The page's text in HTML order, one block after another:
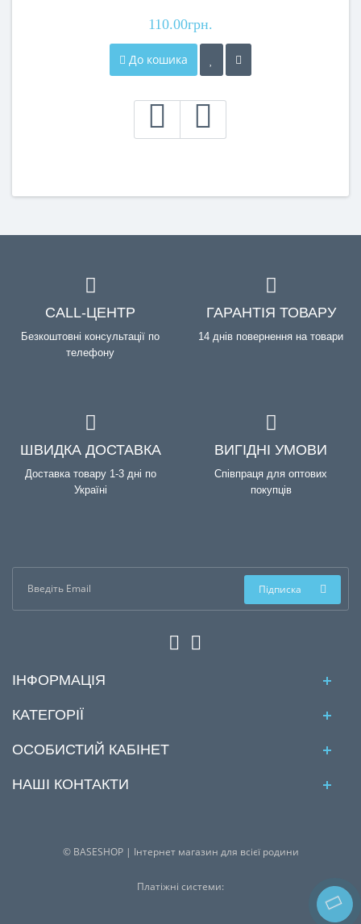
110.00грн.
До кошика
CALL-ЦЕНТР
Безкоштовні консультації по
телефону
ГАРАНТІЯ ТОВАРУ
14 днів повернення на товари
ШВИДКА ДОСТАВКА
Доставка товару 1-3 дні по
Україні
ВИГІДНІ УМОВИ
Співпраця для оптових
покупців
Підписка
ІНФОРМАЦІЯ
КАТЕГОРІЇ
ОСОБИСТИЙ КАБІНЕТ
НАШІ КОНТАКТИ
© BASESHOP | Інтернет магазин для всієї родини
Платіжні системи: